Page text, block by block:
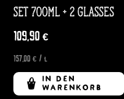
Set 700ml + 2 Glasses
109,90€
157,00€ /l
IN DEN
WARENKORB